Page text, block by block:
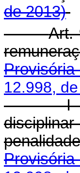
de 2013)
Art.
Provisória
12.998,
I
Provisória